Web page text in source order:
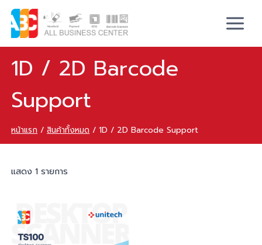
1D / 2D Barcode
Support
หน้าแรก / สินค้าทั้งหมด / 1D / 2D Barcode Support
แสดง 1 รายการ